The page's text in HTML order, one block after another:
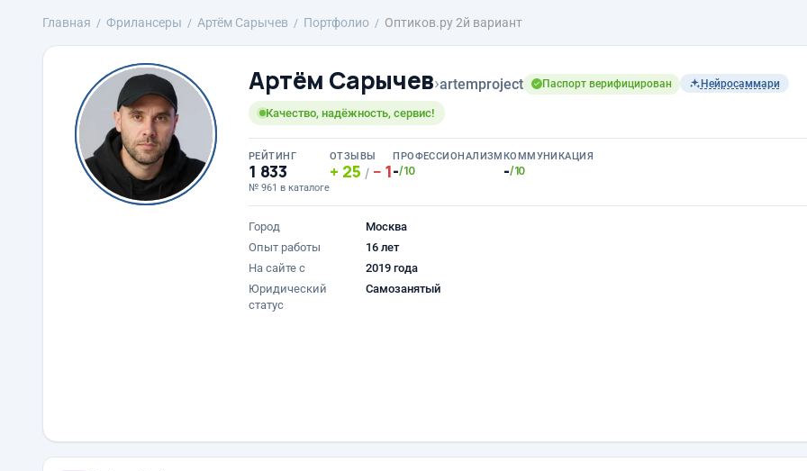
Главная Фрилансеры Артём Сарычев Портфолио Оптиков.ру 2й вариант
Артём Сарычев›artemproject Паспорт верифицирован Нейросаммари
Качество, надёжность, сервис!
РЕЙТИНГ
1 833
№ 961 в каталоге
ОТЗЫВЫ
25 / 1
ПРОФЕССИОНАЛИЗМ
-/10
КОММУНИКАЦИЯ
-/10
Город
Москва
Опыт работы
16 лет
На сайте с
2019 года
Юридический
статус
Самозанятый